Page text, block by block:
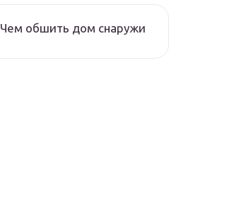
Чем обшить дом снаружи